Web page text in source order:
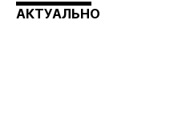
АКТУАЛЬНО